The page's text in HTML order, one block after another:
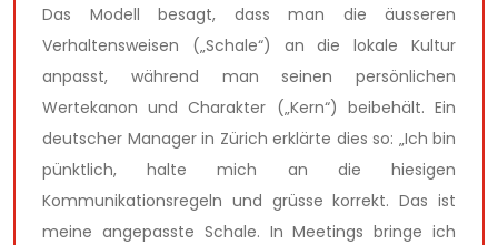
Das Modell besagt, dass man die äusseren
Verhaltensweisen („Schale“) an die lokale Kultur
anpasst, während man seinen persönlichen
Wertekanon und Charakter („Kern“) beibehält. Ein
deutscher Manager in Zürich erklärte dies so: „Ich bin
pünktlich, halte mich an die hiesigen
Kommunikationsregeln und grüsse korrekt. Das ist
meine angepasste Schale. In Meetings bringe ich